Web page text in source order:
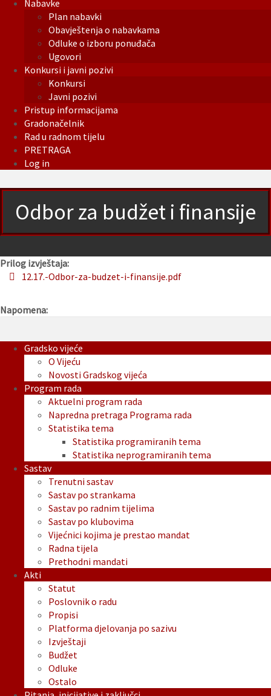
Nabavke
Plan nabavki
Obavještenja o nabavkama
Odluke o izboru ponuđača
Ugovori
Konkursi i javni pozivi
Konkursi
Javni pozivi
Pristup informacijama
Gradonačelnik
Rad u radnom tijelu
PRETRAGA
Log in
Odbor za budžet i finansije
Prilog izvještaja:
12.17.-Odbor-za-budzet-i-finansije.pdf
Napomena:
Gradsko vijeće
O Vijeću
Novosti Gradskog vijeća
Program rada
Aktuelni program rada
Napredna pretraga Programa rada
Statistika tema
Statistika programiranih tema
Statistika neprogramiranih tema
Sastav
Trenutni sastav
Sastav po strankama
Sastav po radnim tijelima
Sastav po klubovima
Vijećnici kojima je prestao mandat
Radna tijela
Prethodni mandati
Akti
Statut
Poslovnik o radu
Propisi
Platforma djelovanja po sazivu
Izvještaji
Budžet
Odluke
Ostalo